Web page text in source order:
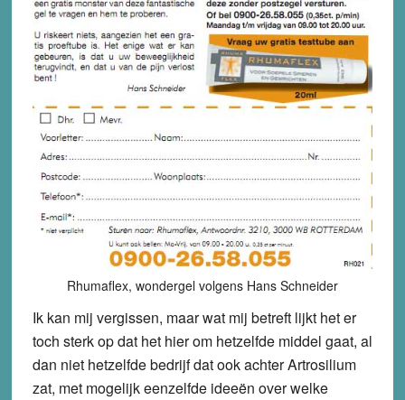
Rhumaflex, wondergel volgens Hans Schneider
Ik kan mij vergissen, maar wat mij betreft lijkt het er
toch sterk op dat het hier om hetzelfde middel gaat, al
dan niet hetzelfde bedrijf dat ook achter Artrosilium
zat, met mogelijk eenzelfde ideeën over welke